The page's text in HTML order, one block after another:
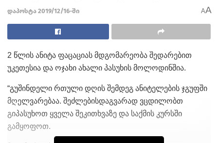
დაპოსტა 2019/12/16-ში AA
2 წლის ანიტა ფაცაციას მდგომარეობა შედარებით
უკეთესია და ოჯახი ახალი პასუხის მოლოდინშია.
“გუშინდელი რთული დღის შემდეგ ანიტელების ჯგუფში
მღელვარებაა. შეძლებისდაგვარად ვცდილობთ
გიპასუხოთ ყველა შეკითხვაზე და საქმის კურსში
გამყოფოთ.